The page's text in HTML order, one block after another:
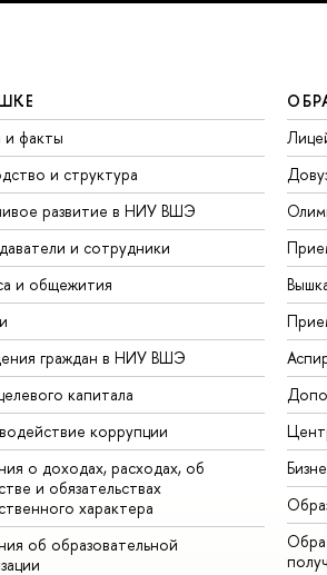
факты
и структура
развитие в НИУ ВШЭ
и сотрудники
и общежития
граждан в НИУ ВШЭ
капитала
коррупции
о доходах, расходах, об
и обязательствах
характера
об образовательной